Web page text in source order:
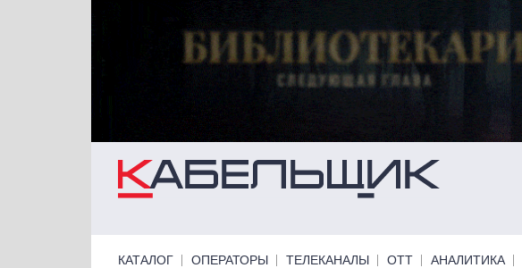
КАТАЛОГ ОПЕРАТОРЫ ТЕЛЕКАНАЛЫ ОТТ АНАЛИТИКА